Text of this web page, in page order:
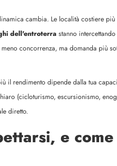
cambia. Le località costiere più
dell'entroterra stanno
concorrenza, ma domanda più
il rendimento dipende dalla tua
(cicloturismo, escursionismo,
diretto.
e